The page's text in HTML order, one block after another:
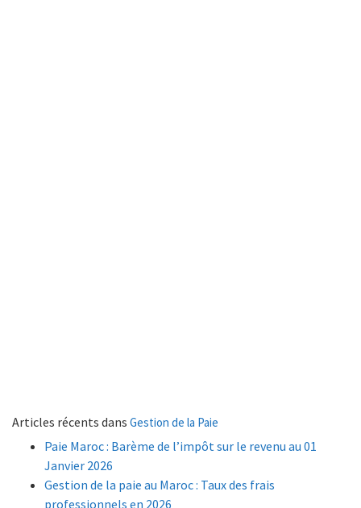
Articles récents dans Gestion de la Paie
Paie Maroc : Barème de l’impôt sur le revenu au 01
Janvier 2026
Gestion de la paie au Maroc : Taux des frais
professionnels en 2026